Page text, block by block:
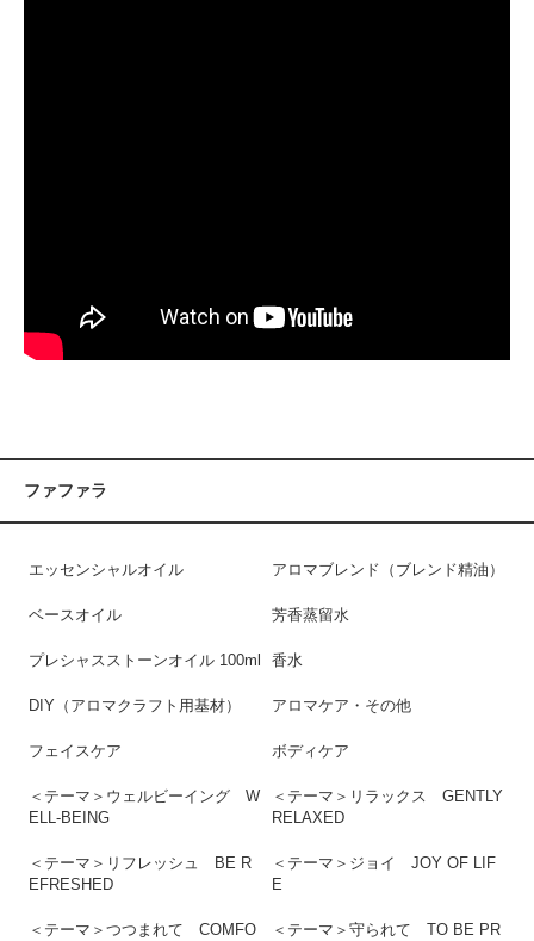
ファファラ
エッセンシャルオイル アロマブレンド（ブレンド精油）
ベースオイル 芳香蒸留水
プレシャスストーンオイル 100ml 香水
DIY（アロマクラフト用基材） アロマケア・その他
フェイスケア ボディケア
＜テーマ＞ウェルビーイング W
ELL-BEING
＜テーマ＞リラックス GENTLY
RELAXED
＜テーマ＞リフレッシュ BE R
EFRESHED
＜テーマ＞ジョイ JOY OF LIF
E
＜テーマ＞つつまれて COMFO
＜テーマ＞守られて TO BE PR